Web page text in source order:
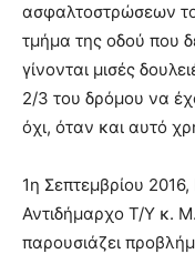
ασφαλτοστρώσεων
τμήμα της οδού που
γίνονται μισές
2/3 του δρόμου να
όχι, όταν και αυτό
1η Σεπτεμβρίου
Αντιδήμαρχο Τ/Υ κ.
παρουσιάζει